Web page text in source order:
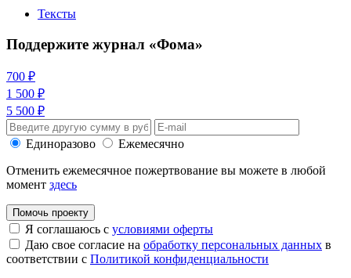
Тексты
Поддержите журнал «Фома»
700 ₽
1 500 ₽
5 500 ₽
Единоразово
Ежемесячно
Отменить ежемесячное пожертвование вы можете в любой
момент здесь
Помочь проекту
Я соглашаюсь с условиями оферты
Даю свое согласие на обработку персональных данных в
соответствии с Политикой конфиденциальности